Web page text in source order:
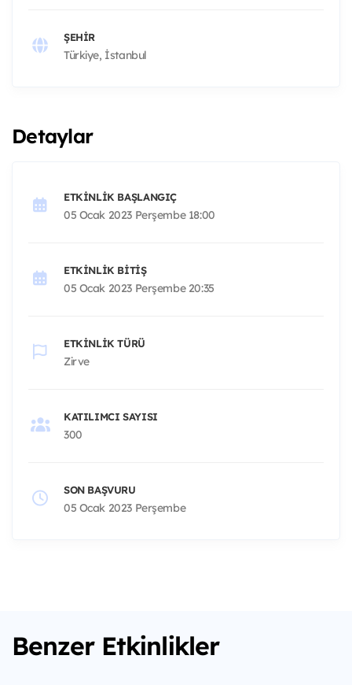
ŞEHIR
Türkiye, İstanbul
Detaylar
ETKINLIK BAŞLANGIÇ
05 Ocak 2023 Perşembe 18:00
ETKINLIK BITIŞ
05 Ocak 2023 Perşembe 20:35
ETKINLIK TÜRÜ
Zirve
KATILIMCI SAYISI
300
SON BAŞVURU
05 Ocak 2023 Perşembe
Benzer Etkinlikler